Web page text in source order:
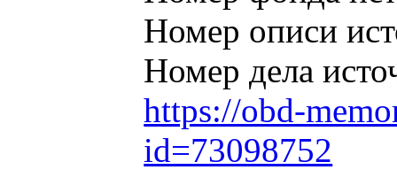
Номер описи
Номер дела
https://obd-
id=73098752